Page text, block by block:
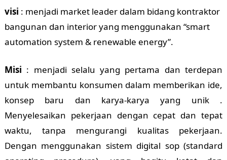
visi : menjadi market leader dalam bidang kontraktor
bangunan dan interior yang menggunakan “smart
automation system & renewable energy”.
Misi : menjadi selalu yang pertama dan terdepan
untuk membantu konsumen dalam memberikan ide,
konsep baru dan karya-karya yang unik .
Menyelesaikan pekerjaan dengan cepat dan tepat
waktu, tanpa mengurangi kualitas pekerjaan.
Dengan menggunakan sistem digital sop (standard